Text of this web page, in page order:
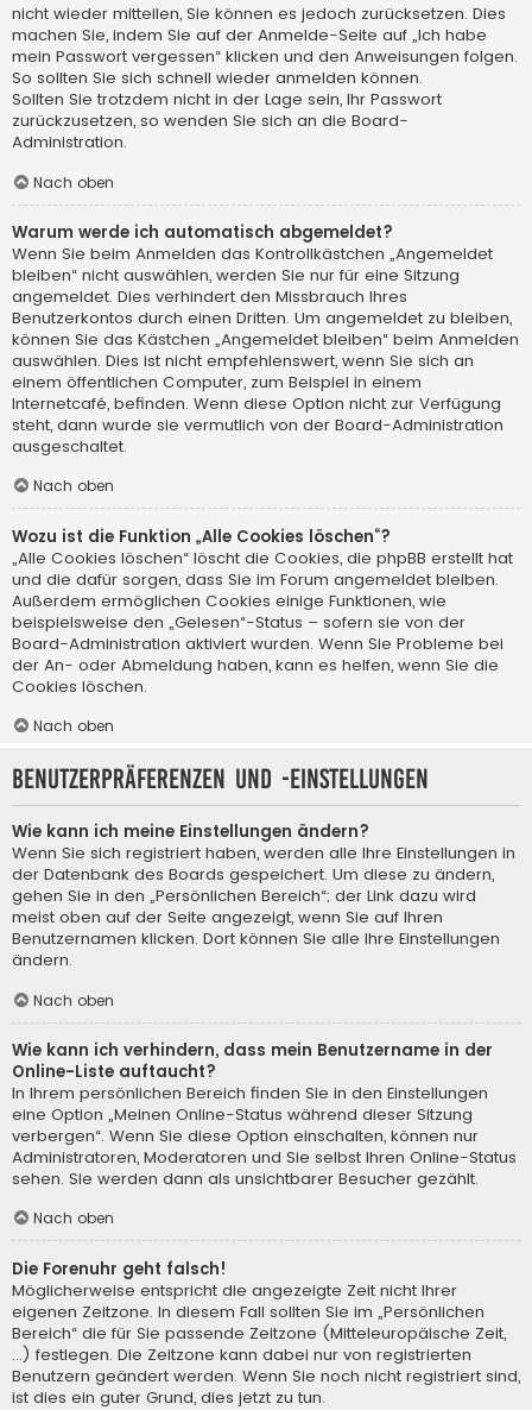
nicht wieder mitteilen, Sie können es jedoch zurücksetzen. Dies
machen Sie, indem Sie auf der Anmelde-Seite auf „Ich habe
mein Passwort vergessen“ klicken und den Anweisungen folgen.
So sollten Sie sich schnell wieder anmelden können.
Sollten Sie trotzdem nicht in der Lage sein, Ihr Passwort
zurückzusetzen, so wenden Sie sich an die Board-
Administration.
Nach oben
Warum werde ich automatisch abgemeldet?
Wenn Sie beim Anmelden das Kontrollkästchen „Angemeldet
bleiben“ nicht auswählen, werden Sie nur für eine Sitzung
angemeldet. Dies verhindert den Missbrauch Ihres
Benutzerkontos durch einen Dritten. Um angemeldet zu bleiben,
können Sie das Kästchen „Angemeldet bleiben“ beim Anmelden
auswählen. Dies ist nicht empfehlenswert, wenn Sie sich an
einem öffentlichen Computer, zum Beispiel in einem
Internetcafé, befinden. Wenn diese Option nicht zur Verfügung
steht, dann wurde sie vermutlich von der Board-Administration
ausgeschaltet.
Nach oben
Wozu ist die Funktion „Alle Cookies löschen“?
„Alle Cookies löschen“ löscht die Cookies, die phpBB erstellt hat
und die dafür sorgen, dass Sie im Forum angemeldet bleiben.
Außerdem ermöglichen Cookies einige Funktionen, wie
beispielsweise den „Gelesen“-Status – sofern sie von der
Board-Administration aktiviert wurden. Wenn Sie Probleme bei
der An- oder Abmeldung haben, kann es helfen, wenn Sie die
Cookies löschen.
Nach oben
Benutzerpräferenzen und -einstellungen
Wie kann ich meine Einstellungen ändern?
Wenn Sie sich registriert haben, werden alle Ihre Einstellungen in
der Datenbank des Boards gespeichert. Um diese zu ändern,
gehen Sie in den „Persönlichen Bereich“; der Link dazu wird
meist oben auf der Seite angezeigt, wenn Sie auf Ihren
Benutzernamen klicken. Dort können Sie alle Ihre Einstellungen
ändern.
Nach oben
Wie kann ich verhindern, dass mein Benutzername in der
Online-Liste auftaucht?
In Ihrem persönlichen Bereich finden Sie in den Einstellungen
eine Option „Meinen Online-Status während dieser Sitzung
verbergen“. Wenn Sie diese Option einschalten, können nur
Administratoren, Moderatoren und Sie selbst Ihren Online-Status
sehen. Sie werden dann als unsichtbarer Besucher gezählt.
Nach oben
Die Forenuhr geht falsch!
Möglicherweise entspricht die angezeigte Zeit nicht Ihrer
eigenen Zeitzone. In diesem Fall sollten Sie im „Persönlichen
Bereich“ die für Sie passende Zeitzone (Mitteleuropäische Zeit,
...) festlegen. Die Zeitzone kann dabei nur von registrierten
Benutzern geändert werden. Wenn Sie noch nicht registriert sind,
ist dies ein guter Grund, dies jetzt zu tun.